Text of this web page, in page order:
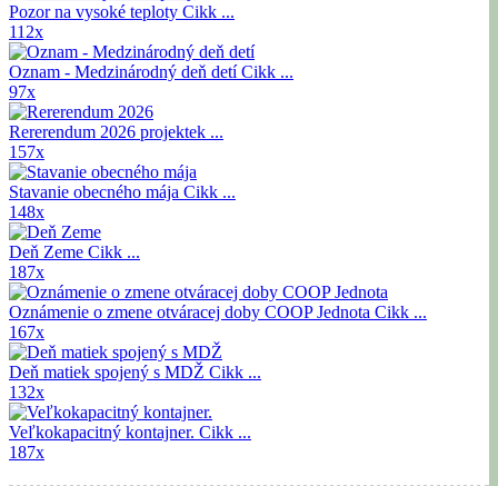
Pozor na vysoké teploty Cikk ...
112x
Oznam - Medzinárodný deň detíCikk ...
97x
Rererendum 2026 projektek ...
157x
Stavanie obecného mája Cikk ...
148x
Deň Zeme Cikk ...
187x
Oznámenie o zmene otváracej doby COOP Jednota Cikk ...
167x
Deň matiek spojený s MDŽ Cikk ...
132x
Veľkokapacitný kontajner. Cikk ...
187x